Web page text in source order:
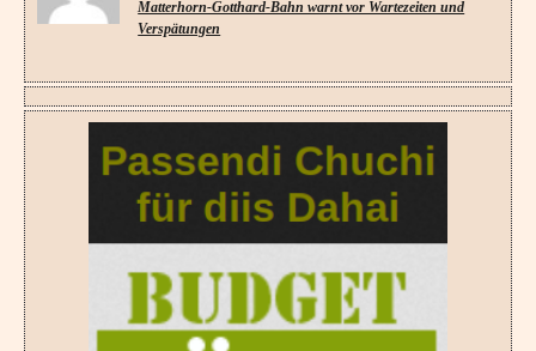
Matterhorn-Gotthard-Bahn warnt vor Wartezeiten und
Verspätungen